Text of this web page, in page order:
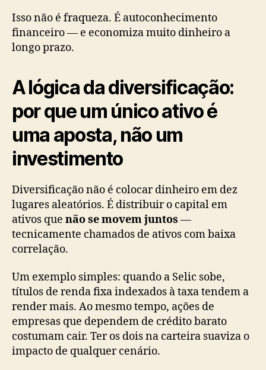
Isso não é fraqueza. É autoconhecimento
financeiro — e economiza muito dinheiro a
longo prazo.
A lógica da diversificação:
por que um único ativo é
uma aposta, não um
investimento
Diversificação não é colocar dinheiro em dez
lugares aleatórios. É distribuir o capital em
ativos que não se movem juntos —
tecnicamente chamados de ativos com baixa
correlação.
Um exemplo simples: quando a Selic sobe,
títulos de renda fixa indexados à taxa tendem a
render mais. Ao mesmo tempo, ações de
empresas que dependem de crédito barato
costumam cair. Ter os dois na carteira suaviza o
impacto de qualquer cenário.